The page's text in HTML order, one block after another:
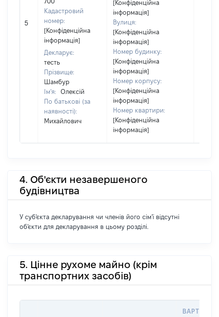
5
Кадастровий
номер:
[Конфіденційна
інформація]
Декларує:
тесть
Прізвище:
Шамбур
Ім'я:
Олексій
По батькові (за
наявності):
Михайлович
[Конфіденційна
інформація]
Вулиця:
[Конфіденційна
інформація]
Номер будинку:
[Конфіденційна
інформація]
Номер корпусу:
[Конфіденційна
інформація]
Номер квартири:
[Конфіденційна
інформація]
4. Об'єкти незавершеного
будівництва
У суб'єкта декларування чи членів його сім'ї відсутні
об'єкти для декларування в цьому розділі.
5. Цінне рухоме майно (крім
транспортних засобів)
ВАРТІСТЬ